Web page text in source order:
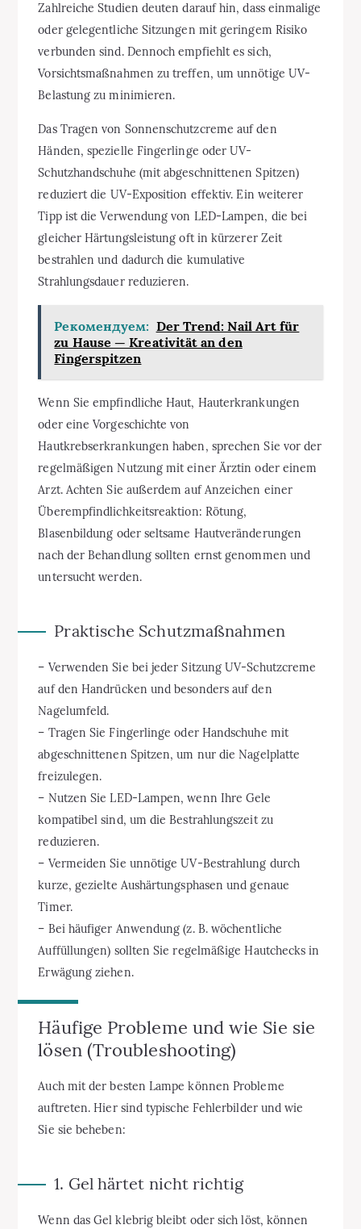
Zahlreiche Studien deuten darauf hin, dass einmalige
oder gelegentliche Sitzungen mit geringem Risiko
verbunden sind. Dennoch empfiehlt es sich,
Vorsichtsmaßnahmen zu treffen, um unnötige UV-
Belastung zu minimieren.
Das Tragen von Sonnenschutzcreme auf den
Händen, spezielle Fingerlinge oder UV-
Schutzhandschuhe (mit abgeschnittenen Spitzen)
reduziert die UV-Exposition effektiv. Ein weiterer
Tipp ist die Verwendung von LED-Lampen, die bei
gleicher Härtungsleistung oft in kürzerer Zeit
bestrahlen und dadurch die kumulative
Strahlungsdauer reduzieren.
Рекомендуем: Der Trend: Nail Art für
zu Hause — Kreativität an den
Fingerspitzen
Wenn Sie empfindliche Haut, Hauterkrankungen
oder eine Vorgeschichte von
Hautkrebserkrankungen haben, sprechen Sie vor der
regelmäßigen Nutzung mit einer Ärztin oder einem
Arzt. Achten Sie außerdem auf Anzeichen einer
Überempfindlichkeitsreaktion: Rötung,
Blasenbildung oder seltsame Hautveränderungen
nach der Behandlung sollten ernst genommen und
untersucht werden.
Praktische Schutzmaßnahmen
– Verwenden Sie bei jeder Sitzung UV-Schutzcreme
auf den Handrücken und besonders auf den
Nagelumfeld.
– Tragen Sie Fingerlinge oder Handschuhe mit
abgeschnittenen Spitzen, um nur die Nagelplatte
freizulegen.
– Nutzen Sie LED-Lampen, wenn Ihre Gele
kompatibel sind, um die Bestrahlungszeit zu
reduzieren.
– Vermeiden Sie unnötige UV-Bestrahlung durch
kurze, gezielte Aushärtungsphasen und genaue
Timer.
– Bei häufiger Anwendung (z. B. wöchentliche
Auffüllungen) sollten Sie regelmäßige Hautchecks in
Erwägung ziehen.
Häufige Probleme und wie Sie sie
lösen (Troubleshooting)
Auch mit der besten Lampe können Probleme
auftreten. Hier sind typische Fehlerbilder und wie
Sie sie beheben:
1. Gel härtet nicht richtig
Wenn das Gel klebrig bleibt oder sich löst, können